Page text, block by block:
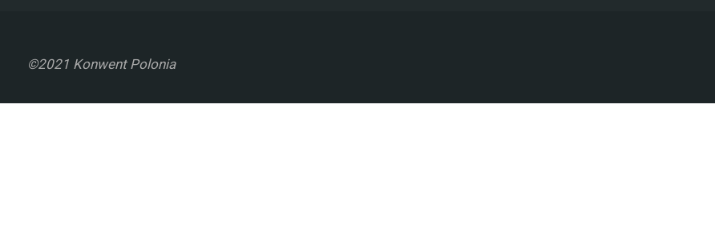
©2021 Konwent Polonia